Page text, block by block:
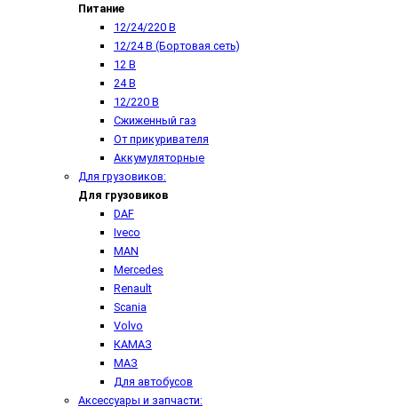
Питание
12/24/220 В
12/24 В (Бортовая сеть)
12 В
24 В
12/220 В
Сжиженный газ
От прикуривателя
Аккумуляторные
Для грузовиков:
Для грузовиков
DAF
Iveco
MAN
Mercedes
Renault
Scania
Volvo
КАМАЗ
МАЗ
Для автобусов
Аксессуары и запчасти: